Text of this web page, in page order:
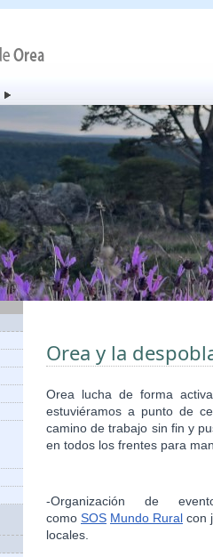
Orea y la
Orea lucha de forma
estuviéramos a punto de
camino de trabajo sin fin y
en todos los frentes para
-Organización de
como SOS Mundo Rural con
locales.